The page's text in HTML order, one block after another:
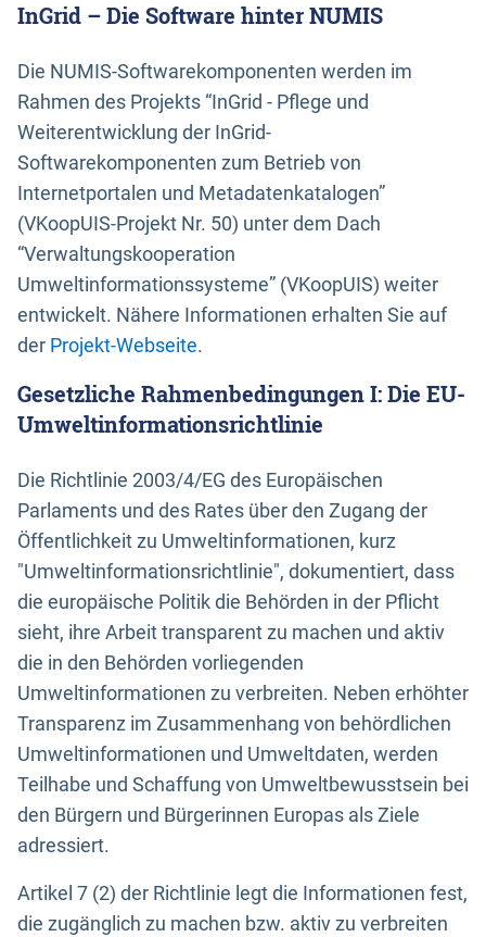
InGrid – Die Software hinter NUMIS
Die NUMIS-Softwarekomponenten werden im
Rahmen des Projekts “InGrid - Pflege und
Weiterentwicklung der InGrid-
Softwarekomponenten zum Betrieb von
Internetportalen und Metadatenkatalogen”
(VKoopUIS-Projekt Nr. 50) unter dem Dach
“Verwaltungskooperation
Umweltinformationssysteme” (VKoopUIS) weiter
entwickelt. Nähere Informationen erhalten Sie auf
der Projekt-Webseite.
Gesetzliche Rahmenbedingungen I: Die EU-
Umweltinformationsrichtlinie
Die Richtlinie 2003/4/EG des Europäischen
Parlaments und des Rates über den Zugang der
Öffentlichkeit zu Umweltinformationen, kurz
"Umweltinformationsrichtlinie", dokumentiert, dass
die europäische Politik die Behörden in der Pflicht
sieht, ihre Arbeit transparent zu machen und aktiv
die in den Behörden vorliegenden
Umweltinformationen zu verbreiten. Neben erhöhter
Transparenz im Zusammenhang von behördlichen
Umweltinformationen und Umweltdaten, werden
Teilhabe und Schaffung von Umweltbewusstsein bei
den Bürgern und Bürgerinnen Europas als Ziele
adressiert.
Artikel 7 (2) der Richtlinie legt die Informationen fest,
die zugänglich zu machen bzw. aktiv zu verbreiten